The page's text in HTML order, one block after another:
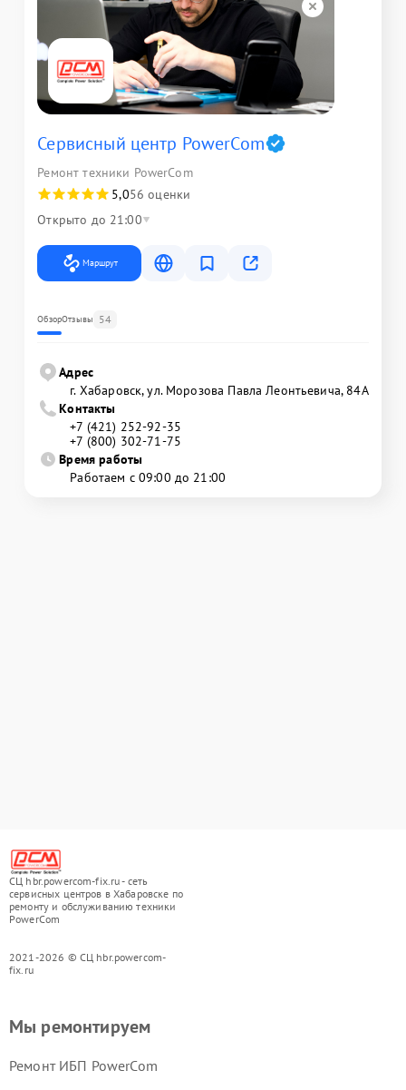
Сервисный центр PowerCom
Ремонт техники PowerCom
5,056 оценки
Открыто до 21:00
Маршрут
ОбзорОтзывы 54
Адрес
г. Хабаровск, ул. Морозова Павла Леонтьевича, 84А
Контакты
+7 (421) 252-92-35
+7 (800) 302-71-75
Время работы
Работаем с 09:00 до 21:00
СЦ hbr.powercom-fix.ru - сеть
сервисных центров в Хабаровске по
ремонту и обслуживанию техники
PowerCom
2021-2026 © СЦ hbr.powercom-
fix.ru
Мы ремонтируем
Ремонт ИБП PowerCom